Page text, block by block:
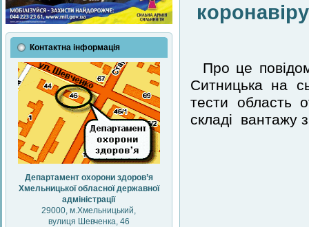
Контактна інформація
Департамент охорони здоров’я
Хмельницької обласної державної
адміністрації
29000, м.Хмельницький,
вулиця Шевченка, 46
Про це
Ситницька на
тести область
складі вантажу